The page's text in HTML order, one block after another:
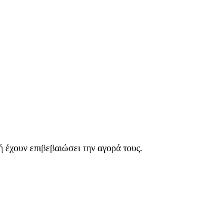
επιβεβαιώσει την αγορά τους.